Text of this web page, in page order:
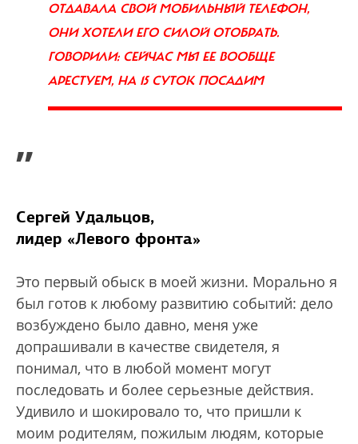
ОТДАВАЛА СВОЙ МОБИЛЬНЫЙ ТЕЛЕФОН,
ОНИ ХОТЕЛИ ЕГО СИЛОЙ ОТОБРАТЬ.
ГОВОРИЛИ: СЕЙЧАС МЫ ЕЕ ВООБЩЕ
АРЕСТУЕМ, НА 15 СУТОК ПОСАДИМ
”
Сергей Удальцов,
лидер «Левого фронта»
Это первый обыск в моей жизни. Морально я
был готов к любому развитию событий: дело
возбуждено было давно, меня уже
допрашивали в качестве свидетеля, я
понимал, что в любой момент могут
последовать и более серьезные действия.
Удивило и шокировало то, что пришли к
моим родителям, пожилым людям, которые